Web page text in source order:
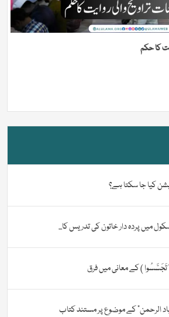
کا حکم
کیا جا سکتا ہے؟
میں پردہ دار خاتون کی تدریس کا...
تَجَسَّسُوا ) کے معانی میں فرق
عباد الرحمن” کے موضوع پر مستند کتاب